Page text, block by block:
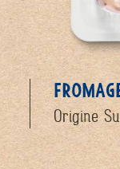
Origine